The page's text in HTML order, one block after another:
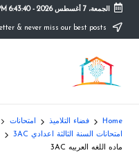
content
الجمعة، 7 أغسطس 2026 -
6:43:40 PM
م
و
ق
ع
التعليم
الصريح
Home فضاء التلاميذ امتحانات
امتحانات السنة الثالثة اعدادي 3AC
ماده اللغه العربيه 3AC